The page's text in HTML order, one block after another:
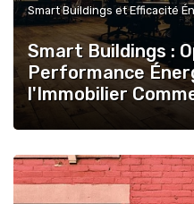
Smart Buildings et Efficacité
Smart Buildings :
Performance
l'Immobilier